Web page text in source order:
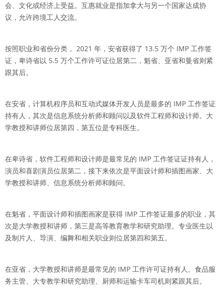
会、文化或经济上受益。互惠就业是指加拿大与另一个国家达成协
议，允许跨境工人交流。
按照职业和省份分类， 2021 年，安省获得了 13.5 万个 IMP 工作签
证，卑诗省以 5.5 万个工作许可证位居第二，魁省、亚省和曼省则紧
跟其后。
在安省，计算机程序员和互动式媒体开发人员是最多的 IMP 工作签证
持有人，其次是信息系统分析师和顾问以及软件工程师和设计师。大
学教授和讲师位居第四，第五位是专科医生。
在卑诗省，软件工程师和设计师是最常见的 IMP 工作签证证持有人，
演员和喜剧演员位居第二，接下来依次是平面设计师和插图画家、大
学教授和讲师、信息系统分析师和顾问。
在魁省，平面设计师和插图画家是获得 IMP 工作签证最多的职业，其
次是大学教授和讲师，第三是高等教育教学和研究助理。专业医生以
及制片人、导演、编舞和相关职业则位居第四和第五。
在亚省，大学教授和讲师是最常见的 IMP 工作许可证持有人。食品服
务主管、大专教学和研究助理、厨师和运输卡车司机则紧跟其后。